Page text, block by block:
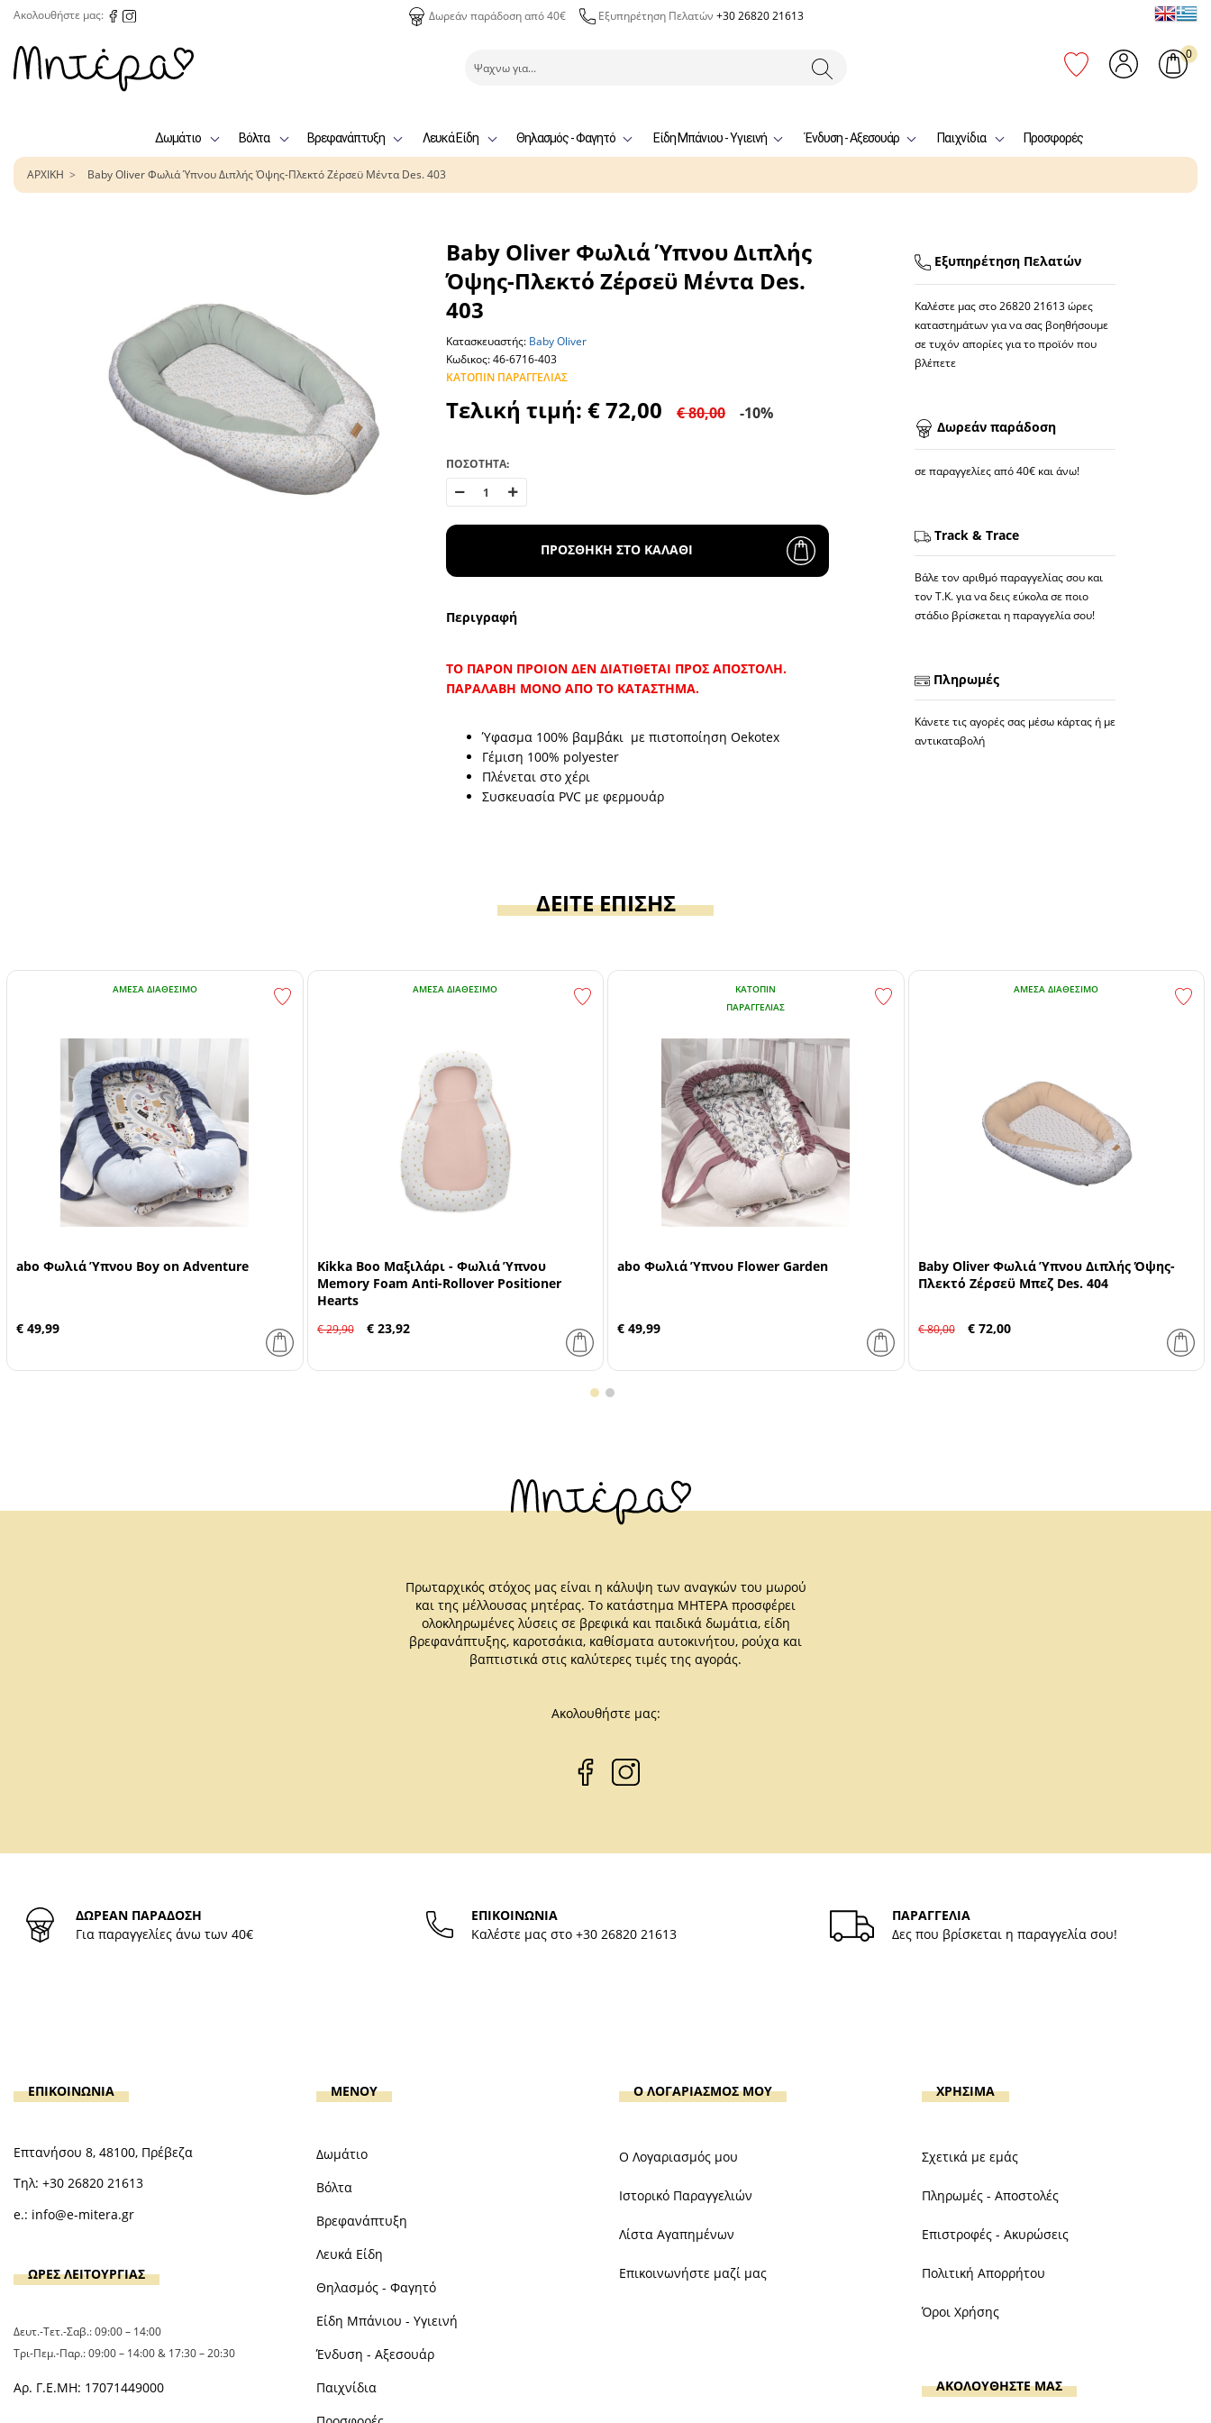
Ακολουθήστε μας: Δωρεάν παράδοση από 40€ Εξυπηρέτηση Πελατών +30 26820 21613
0
Δωμάτιο Βόλτα Βρεφανάπτυξη Λευκά Είδη Θηλασμός - Φαγητό Είδη Μπάνιου - Υγιεινή Ένδυση - Αξεσουάρ Παιχνίδια Προσφορές
ΑΡΧΙΚΗ Baby Oliver Φωλιά Ύπνου Διπλής Όψης-Πλεκτό Ζέρσεϋ Μέντα Des. 403
Baby Oliver Φωλιά Ύπνου Διπλής
Όψης-Πλεκτό Ζέρσεϋ Μέντα Des.
403
Κατασκευαστής: Baby Oliver
Κωδικος: 46-6716-403
ΚΑΤΌΠΙΝ ΠΑΡΑΓΓΕΛΊΑΣ
Τελική τιμή: € 72,00 € 80,00 -10%
ΠΟΣΟΤΗΤΑ:
ΠΡΟΣΘΗΚΗ ΣΤΟ ΚΑΛΑΘΙ
Περιγραφή
ΤΟ ΠΑΡΟΝ ΠΡΟΙΟΝ ΔΕΝ ΔΙΑΤΙΘΕΤΑΙ ΠΡΟΣ ΑΠΟΣΤΟΛΗ.
ΠΑΡΑΛΑΒΗ ΜΟΝΟ ΑΠΟ ΤΟ ΚΑΤΑΣΤΗΜΑ.
Ύφασμα 100% βαμβάκι με πιστοποίηση Oekotex
Γέμιση 100% polyester
Πλένεται στο χέρι
Συσκευασία PVC με φερμουάρ
Εξυπηρέτηση Πελατών
Καλέστε μας στο26820 21613ώρες
καταστημάτων για να σας βοηθήσουμε
σε τυχόν απορίες για το προϊόν που
βλέπετε
Δωρεάν παράδοση
σε παραγγελίες από 40€ και άνω!
Track & Trace
Βάλε τον αριθμό παραγγελίας σου και
τον Τ.Κ. για να δεις εύκολα σε ποιο
στάδιο βρίσκεται η παραγγελία σου!
Πληρωμές
Κάνετε τις αγορές σας μέσω κάρτας ή με
αντικαταβολή
ΔΕΙΤΕ ΕΠΙΣΗΣ
ΆΜΕΣΑ ΔΙΑΘΈΣΙΜΟ
abo Φωλιά Ύπνου Boy on Adventure
€ 49,99
ΆΜΕΣΑ ΔΙΑΘΈΣΙΜΟ
Kikka Boo Μαξιλάρι - Φωλιά Ύπνου
Memory Foam Anti-Rollover Positioner
Hearts
€ 29,90 € 23,92
ΚΑΤΌΠΙΝ
ΠΑΡΑΓΓΕΛΊΑΣ
abo Φωλιά Ύπνου Flower Garden
€ 49,99
ΆΜΕΣΑ ΔΙΑΘΈΣΙΜΟ
Baby Oliver Φωλιά Ύπνου Διπλής Όψης-
Πλεκτό Ζέρσεϋ Μπεζ Des. 404
€ 80,00 € 72,00
Πρωταρχικός στόχος μας είναι η κάλυψη των αναγκών του μωρού
και της μέλλουσας μητέρας. Το κατάστημα ΜΗΤΕΡΑ προσφέρει
ολοκληρωμένες λύσεις σε βρεφικά και παιδικά δωμάτια, είδη
βρεφανάπτυξης, καροτσάκια, καθίσματα αυτοκινήτου, ρούχα και
βαπτιστικά στις καλύτερες τιμές της αγοράς.
Ακολουθήστε μας:
ΔΩΡΕΑΝ ΠΑΡΑΔΟΣΗ
Για παραγγελίες άνω των 40€
ΕΠΙΚΟΙΝΩΝΙΑ
Καλέστε μας στο +30 26820 21613
ΠΑΡΑΓΓΕΛΙΑ
Δες που βρίσκεται η παραγγελία σου!
ΕΠΙΚΟΙΝΩΝΙΑ
Επτανήσου 8, 48100, Πρέβεζα
Τηλ: +30 26820 21613
e.: info@e-mitera.gr
ΩΡΕΣ ΛΕΙΤΟΥΡΓΙΑΣ
Δευτ.-Τετ.-Σαβ.: 09:00 – 14:00
Τρι-Πεμ.-Παρ.: 09:00 – 14:00 & 17:30 – 20:30
Αρ. Γ.Ε.ΜΗ: 17071449000
MENOY
Δωμάτιο
Βόλτα
Βρεφανάπτυξη
Λευκά Είδη
Θηλασμός - Φαγητό
Είδη Μπάνιου - Υγιεινή
Ένδυση - Αξεσουάρ
Παιχνίδια
Ο ΛΟΓΑΡΙΑΣΜΟΣ ΜΟΥ
Ο Λογαριασμός μου
Ιστορικό Παραγγελιών
Λίστα Αγαπημένων
Επικοινωνήστε μαζί μας
ΧΡΗΣΙΜΑ
Σχετικά με εμάς
Πληρωμές - Αποστολές
Επιστροφές - Ακυρώσεις
Πολιτική Απορρήτου
Όροι Χρήσης
ΑΚΟΛΟΥΘΗΣΤΕ ΜΑΣ